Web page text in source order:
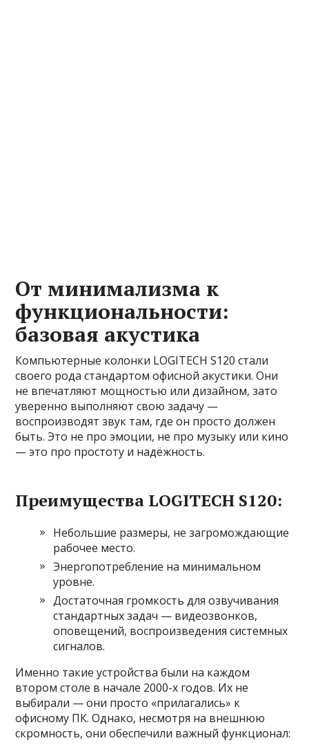
От минимализма к
функциональности:
базовая акустика
Компьютерные колонки LOGITECH S120 стали
своего рода стандартом офисной акустики. Они
не впечатляют мощностью или дизайном, зато
уверенно выполняют свою задачу —
воспроизводят звук там, где он просто должен
быть. Это не про эмоции, не про музыку или кино
— это про простоту и надёжность.
Преимущества LOGITECH S120:
Небольшие размеры, не загромождающие
рабочее место.
Энергопотребление на минимальном
уровне.
Достаточная громкость для озвучивания
стандартных задач — видеозвонков,
оповещений, воспроизведения системных
сигналов.
Именно такие устройства были на каждом
втором столе в начале 2000-х годов. Их не
выбирали — они просто «прилагались» к
офисному ПК. Однако, несмотря на внешнюю
скромность, они обеспечили важный функционал: